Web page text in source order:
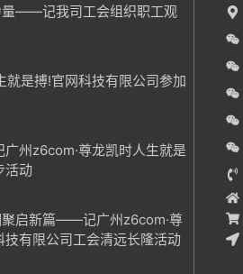
量——记我司工会组织职工观
就是搏!官网科技有限公司参加
州z6com·尊龙凯时人生就是
活动
聚启新篇——记广州z6com·尊
有限公司工会清远长隆活动